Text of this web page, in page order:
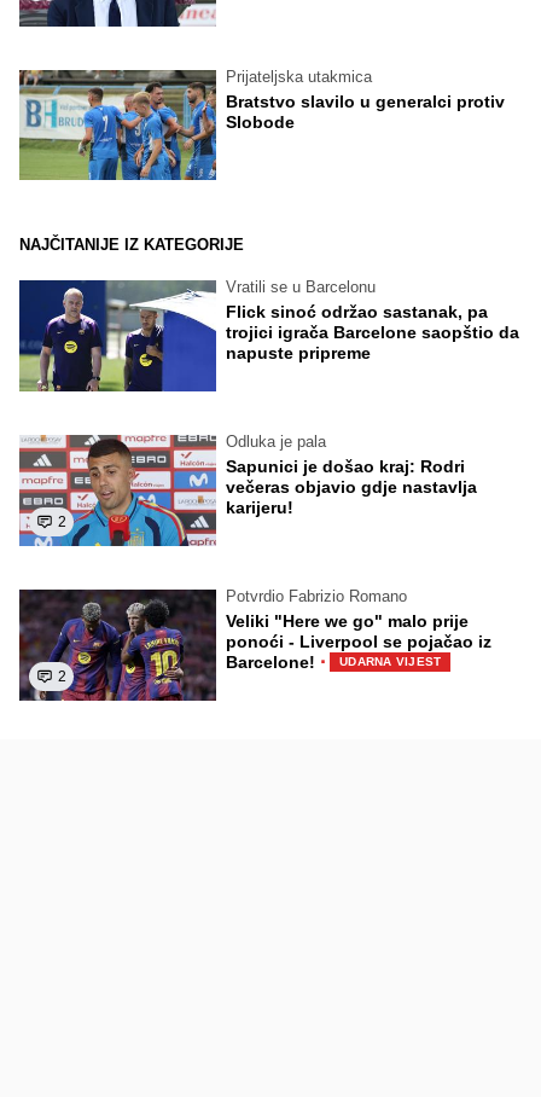
Prijateljska utakmica
Bratstvo slavilo u generalci protiv
Slobode
NAJČITANIJE IZ KATEGORIJE
Vratili se u Barcelonu
Flick sinoć održao sastanak, pa
trojici igrača Barcelone saopštio da
napuste pripreme
2
Odluka je pala
Sapunici je došao kraj: Rodri
večeras objavio gdje nastavlja
karijeru!
2
Potvrdio Fabrizio Romano
Veliki "Here we go" malo prije
ponoći - Liverpool se pojačao iz
Barcelone! · UDARNA VIJEST